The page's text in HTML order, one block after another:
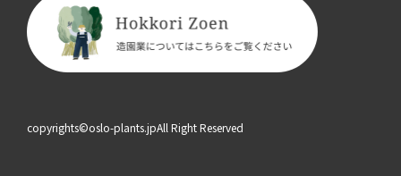
copyrights©oslo-plants.jpAll Right Reserved